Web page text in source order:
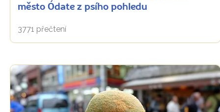
město Ódate z psího pohledu
3771 přečtení